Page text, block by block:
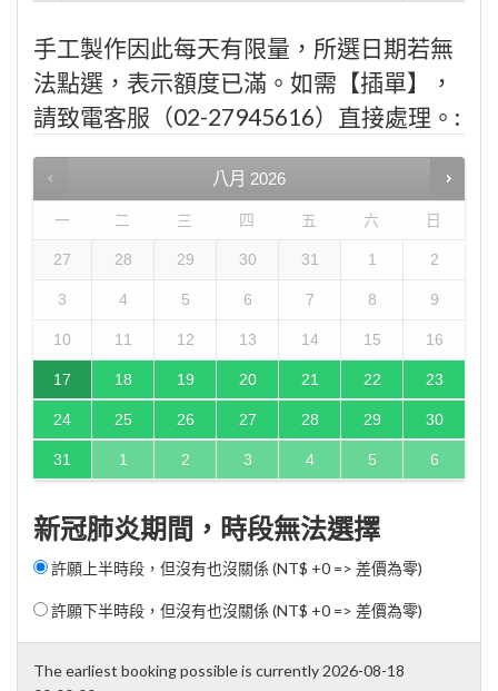
手工製作因此每天有限量，所選日期若無
法點選，表示額度已滿。如需【插單】，
請致電客服（02-27945616）直接處理。:
八月 2026
一 二 三 四 五 六 日
27 28 29 30 31 1 2
3 4 5 6 7 8 9
10 11 12 13 14 15 16
17 18 19 20 21 22 23
24 25 26 27 28 29 30
31 1 2 3 4 5 6
新冠肺炎期間，時段無法選擇
許願上半時段，但沒有也沒關係 (NT$ +0 => 差價為零)
許願下半時段，但沒有也沒關係 (NT$ +0 => 差價為零)
The earliest booking possible is currently 2026-08-18